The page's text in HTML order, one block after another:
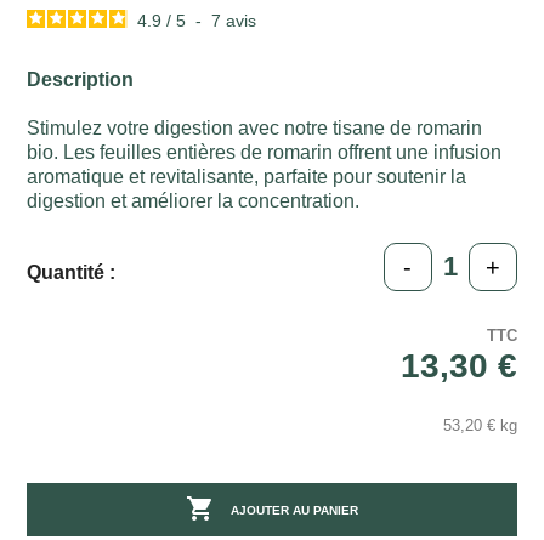
4.9 / 5 - 7avis
Description
Stimulez votre digestion avec notre tisane de romarin
bio. Les feuilles entières de romarin offrent une infusion
aromatique et revitalisante, parfaite pour soutenir la
digestion et améliorer la concentration.
Quantité : - +
TTC
13,30 €
53,20 € kg
 AJOUTER AU PANIER